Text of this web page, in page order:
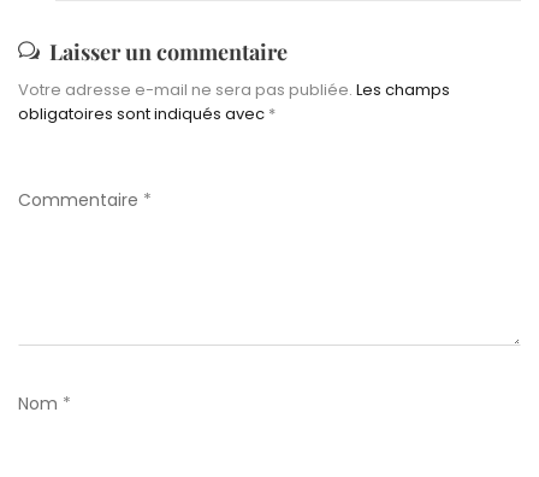
Laisser un commentaire
Votre adresse e-mail ne sera pas publiée. Les champs
obligatoires sont indiqués avec *
Commentaire *
Nom *